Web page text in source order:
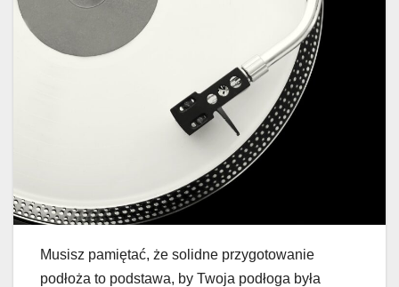
Musisz pamiętać, że solidne przygotowanie
podłoża to podstawa, by Twoja podłoga była